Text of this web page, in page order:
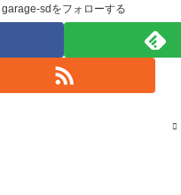
garage-sdをフォローする